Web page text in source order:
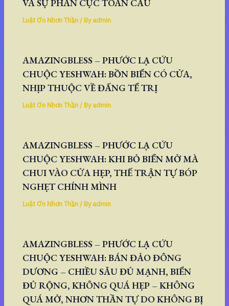
VÀ SỰ PHÂN CỰC TOÀN CẦU
Luật Ơn Nhơn Thần/ Byadmin
AMAZINGBLESS – PHƯỚC LẠ CỨU
CHUỘC YESHWAH: BỒN BIỂN CÓ CỬA,
NHỊP THUỘC VỀ ĐẤNG TỂ TRỊ
Luật Ơn Nhơn Thần/ Byadmin
AMAZINGBLESS – PHƯỚC LẠ CỨU
CHUỘC YESHWAH: KHI BỎ BIỂN MỞ MÀ
CHUI VÀO CỬA HẸP, THẾ TRẬN TỰ BÓP
NGHẸT CHÍNH MÌNH
Luật Ơn Nhơn Thần/ Byadmin
AMAZINGBLESS – PHƯỚC LẠ CỨU
CHUỘC YESHWAH: BÁN ĐẢO ĐÔNG
DƯƠNG – CHIỀU SÂU ĐỦ MẠNH, BIỂN
ĐỦ RỘNG, KHÔNG QUÁ HẸP – KHÔNG
QUÁ MỞ, NHƠN THẦN TỰ DO KHÔNG BỊ